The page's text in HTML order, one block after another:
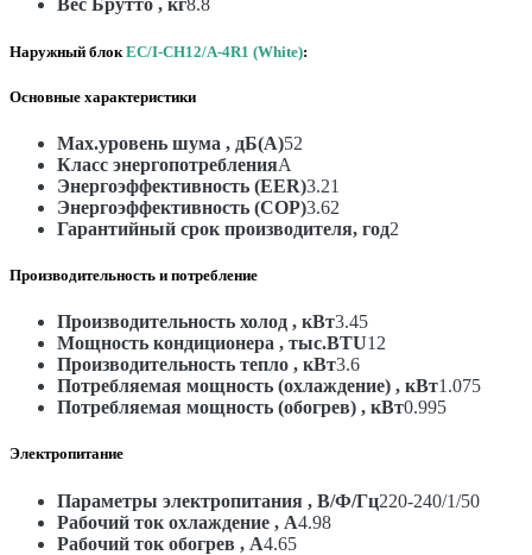
Вес Брутто , кг8.8
Наружный блок EC/I-CH12/A-4R1 (White):
Основные характеристики
Max.уровень шума , дБ(А)52
Класс энергопотребленияA
Энергоэффективность (EER)3.21
Энергоэффективность (COP)3.62
Гарантийный срок производителя, год2
Производительность и потребление
Производительность холод , кВт3.45
Мощность кондиционера , тыс.BTU12
Производительность тепло , кВт3.6
Потребляемая мощность (охлаждение) , кВт1.075
Потребляемая мощность (обогрев) , кВт0.995
Электропитание
Параметры электропитания , В/Ф/Гц220-240/1/50
Рабочий ток охлаждение , А4.98
Рабочий ток обогрев , А4.65